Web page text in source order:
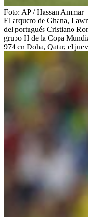
Foto: AP /Hassan Ammar
El arquero de Ghana,
del portugués Cristiano
grupo H de la Copa
974 en Doha, Qatar, el